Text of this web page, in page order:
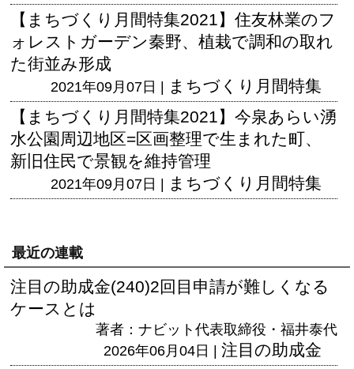
【まちづくり月間特集2021】住友林業のフ
ォレストガーデン秦野、植栽で調和の取れ
た街並み形成
2021年09月07日 | まちづくり月間特集
【まちづくり月間特集2021】今泉あらい湧
水公園周辺地区=区画整理で生まれた町、
新旧住民で景観を維持管理
2021年09月07日 | まちづくり月間特集
最近の連載
注目の助成金(240)2回目申請が難しくなる
ケースとは
著者：ナビット代表取締役・福井泰代
2026年06月04日 | 注目の助成金